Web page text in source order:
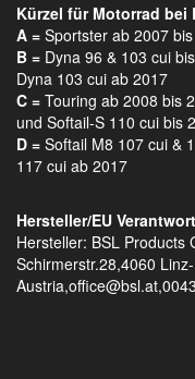
Kürzel für Motorrad
A = Sportster ab 2007
B = Dyna 96 & 103 cui
Dyna 103 cui ab 2017
C = Touring ab 2008 bis
und Softail-S 110 cui bis
D = Softail M8 107 cui &
117 cui ab 2017
Hersteller/EU
Hersteller: BSL Products
Schirmerstr.28,4060